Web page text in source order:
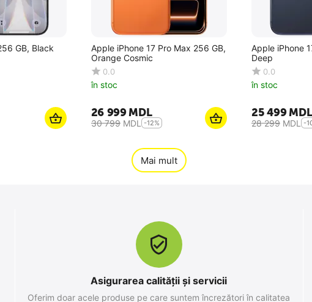
GB, Black
Apple iPhone 17 Pro Max 256 GB,
Orange Cosmic
0.0
în stoc
26 999MDL
30 799 MDL -12%
Apple iPhone
Deep
0.0
în stoc
25 499MDL
28 299 MDL -
Mai mult
Asigurarea calității și servicii
Oferim doar acele produse pe care suntem încrezători în calitatea